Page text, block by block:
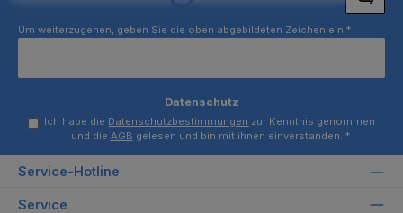
Um weiterzugehen, geben Sie die oben abgebildeten Zeichen ein *
Datenschutz
Ich habe die Datenschutzbestimmungen zur Kenntnis genommen
und die AGB gelesen und bin mit ihnen einverstanden. *
Service-Hotline
Service